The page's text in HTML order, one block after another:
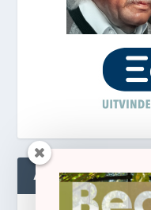
ABONNEREN